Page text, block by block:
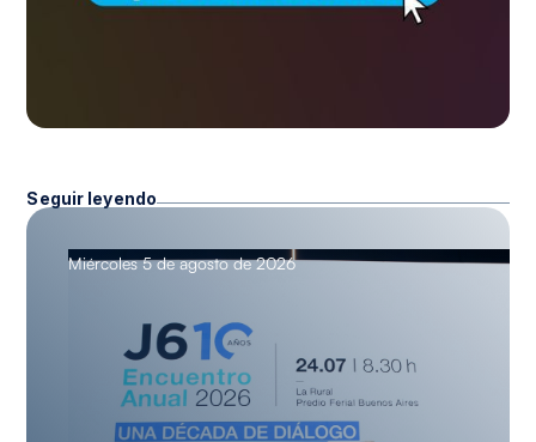
Seguir leyendo
Miércoles 5 de agosto de 2026